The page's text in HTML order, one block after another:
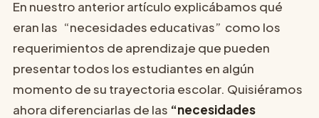
En nuestro anterior artículo explicábamos qué
eran las “necesidades educativas” como los
requerimientos de aprendizaje que pueden
presentar todos los estudiantes en algún
momento de su trayectoria escolar. Quisiéramos
ahora diferenciarlas de las “necesidades